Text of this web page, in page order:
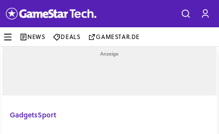
NEWS DEALS GAMESTAR.DE
GadgetsSport